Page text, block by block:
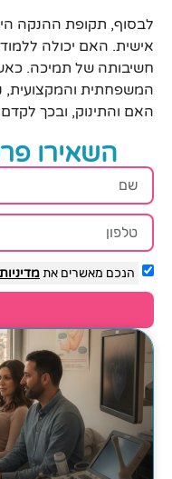
לבסוף, תקופת ההנקה
אישית. האם יכולה ללמוד
חשיבותה של תמיכה.
המשפחתית והמקצועית,
האם והתינוק, ובכך
השאירו
הנכם מאשרים את